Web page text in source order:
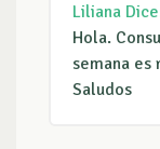
Liliana
Hola.
semana
Saludos